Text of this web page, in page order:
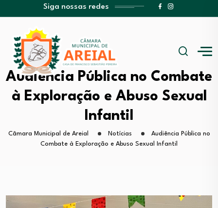
Siga nossas redes
Audiência Pública no Combate
à Exploração e Abuso Sexual
Infantil
Câmara Municipal de Areial Notícias
Audiência Pública no
Combate à Exploração e Abuso Sexual Infantil